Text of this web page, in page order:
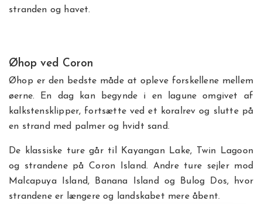
stranden og havet.
Øhop ved Coron
Øhop er den bedste måde at opleve forskellene mellem
øerne. En dag kan begynde i en lagune omgivet af
kalkstensklipper, fortsætte ved et koralrev og slutte på
en strand med palmer og hvidt sand.
De klassiske ture går til Kayangan Lake, Twin Lagoon
og strandene på Coron Island. Andre ture sejler mod
Malcapuya Island, Banana Island og Bulog Dos, hvor
strandene er længere og landskabet mere åbent.